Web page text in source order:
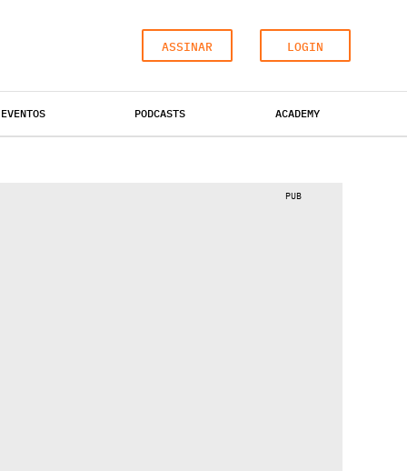
ASSINAR LOGIN
EVENTOS PODCASTS ACADEMY
PUB